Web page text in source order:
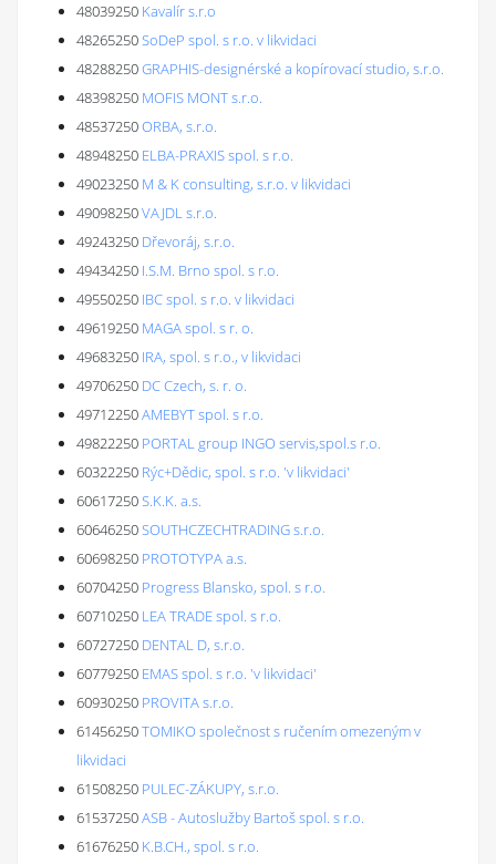
48039250 Kavalír s.r.o
48265250SoDeP spol. s r.o. v likvidaci
48288250GRAPHIS-designérské a kopírovací studio, s.r.o.
48398250 MOFIS MONT s.r.o.
48537250ORBA, s.r.o.
48948250 ELBA-PRAXIS spol. s r.o.
49023250 M & K consulting, s.r.o. v likvidaci
49098250VAJDL s.r.o.
49243250 Dřevoráj, s.r.o.
49434250 I.S.M. Brno spol. s r.o.
49550250 IBC spol. s r.o. v likvidaci
49619250 MAGA spol. s r. o.
49683250 IRA, spol. s r.o., v likvidaci
49706250 DC Czech, s. r. o.
49712250AMEBYT spol. s r.o.
49822250 PORTAL group INGO servis,spol.s r.o.
60322250 Rýc+Dědic, spol. s r.o. 'v likvidaci'
60617250S.K.K. a.s.
60646250SOUTHCZECHTRADING s.r.o.
60698250 PROTOTYPA a.s.
60704250 Progress Blansko, spol. s r.o.
60710250 LEA TRADE spol. s r.o.
60727250 DENTAL D, s.r.o.
60779250 EMAS spol. s r.o. 'v likvidaci'
60930250 PROVITA s.r.o.
61456250TOMIKO společnost s ručením omezeným v
likvidaci
61508250 PULEC-ZÁKUPY, s.r.o.
61537250ASB - Autoslužby Bartoš spol. s r.o.
61676250 K.B.CH., spol. s r.o.